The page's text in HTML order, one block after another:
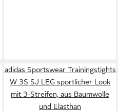
adidas Sportswear Trainingstights
W 3S SJ LEG sportlicher Look
mit 3-Streifen, aus Baumwolle
und Elasthan